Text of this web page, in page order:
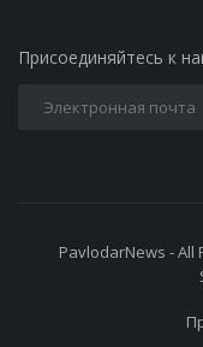
Присоединяйтесь к
PavlodarNews - All